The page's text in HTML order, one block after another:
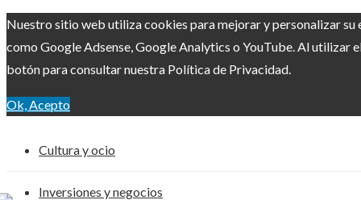
Nuestro sitio web utiliza cookies para mejorar y personalizar
como Google Adsense, Google Analytics o YouTube. Al utilizar
botón para consultar nuestra Política de Privacidad.
Ok, Acepto
Cultura y ocio
Inversiones y negocios